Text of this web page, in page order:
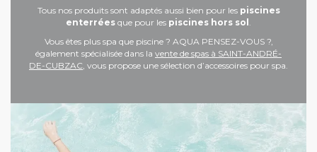
Tous nos produits sont adaptés aussi bien pour les piscines
enterrées que pour les piscines hors sol
Vous êtes plus spa que piscine ? AQUA PENSEZ-VOUS ?,
également spécialisée dans la vente de spas à SAINT-ANDRÉ-
DE-CUBZAC , vous propose une sélection d’accessoires pour spa.